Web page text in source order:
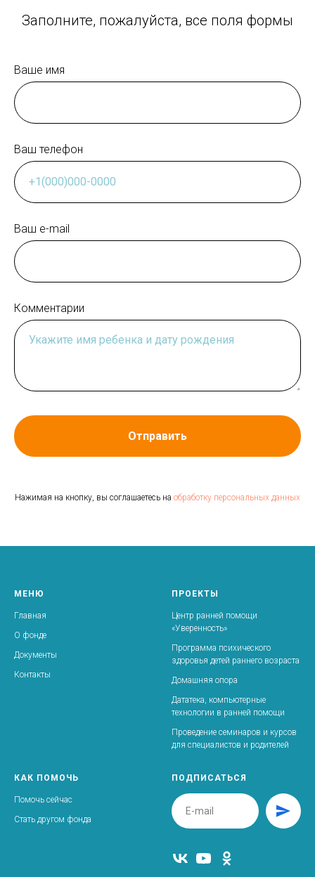
Заполните, пожалуйста, все поля формы
Ваше имя
Ваш телефон
Ваш e-mail
Комментарии
Отправить
Нажимая на кнопку, вы соглашаетесь на обработку персональных данных
МЕНЮ
Главная
О фонде
Документы
Контакты
ПРОЕКТЫ
Центр ранней помощи
«Уверенность»
Программа психического
здоровья детей раннего возраста
Домашняя опора
Дататека, компьютерные
технологии в ранней помощи
Проведение семинаров и курсов
для специалистов и родителей
КАК ПОМОЧЬ
Помочь сейчас
Стать другом фонда
ПОДПИСАТЬСЯ